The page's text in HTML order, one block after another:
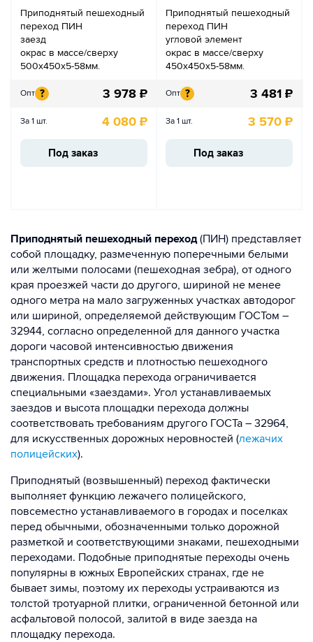
Приподнятый пешеходный
переход ПИН
заезд
окрас в массе/сверху
500х450х5-58мм.
Опт ? 3 978 ₽
За 1 шт. 4 080 ₽
Под заказ
Приподнятый пешеходный
переход ПИН
угловой элемент
окрас в массе/сверху
450х450х5-58мм.
Опт ? 3 481 ₽
За 1 шт. 3 570 ₽
Под заказ
Приподнятый пешеходный переход(ПИН) представляет
собой площадку, размеченную поперечными белыми
или желтыми полосами (пешеходная зебра), от одного
края проезжей части до другого, шириной не менее
одного метра на мало загруженных участках автодорог
или шириной, определяемой действующим ГОСТом –
32944, согласно определенной для данного участка
дороги часовой интенсивностью движения
транспортных средств и плотностью пешеходного
движения. Площадка перехода ограничивается
специальными «заездами». Угол устанавливаемых
заездов и высота площадки перехода должны
соответствовать требованиям другого ГОСТа – 32964,
для искусственных дорожных неровностей (лежачих
полицейских).
Приподнятый (возвышенный) переход фактически
выполняет функцию лежачего полицейского,
повсеместно устанавливаемого в городах и поселках
перед обычными, обозначенными только дорожной
разметкой и соответствующими знаками, пешеходными
переходами. Подобные приподнятые переходы очень
популярны в южных Европейских странах, где не
бывает зимы, поэтому их переходы устраиваются из
толстой тротуарной плитки, ограниченной бетонной или
асфальтовой полосой, залитой в виде заезда на
площадку перехода.